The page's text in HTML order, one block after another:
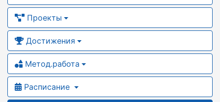
Проекты
Достижения
Метод.работа
Расписание